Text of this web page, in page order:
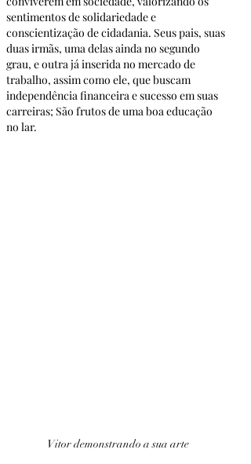
sentimentos de solidariedade e
conscientização de cidadania. Seus pais, suas
duas irmãs, uma delas ainda no segundo
grau, e outra já inserida no mercado de
trabalho, assim como ele, que buscam
independência financeira e sucesso em suas
carreiras; São frutos de uma boa educação
no lar.
Vitor demonstrando a sua arte